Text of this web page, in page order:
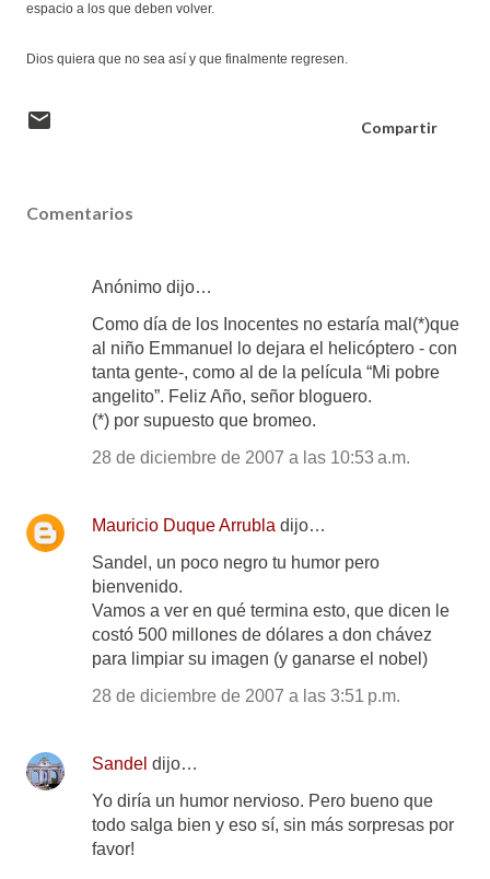
espacio a los que deben volver.
Dios quiera que no sea así y que finalmente regresen.
Compartir
Comentarios
Anónimo dijo…
Como día de los Inocentes no estaría mal(*)que
al niño Emmanuel lo dejara el helicóptero - con
tanta gente-, como al de la película “Mi pobre
angelito”. Feliz Año, señor bloguero.
(*) por supuesto que bromeo.
28 de diciembre de 2007 a las 10:53 a.m.
Mauricio Duque Arrubla dijo…
Sandel, un poco negro tu humor pero
bienvenido.
Vamos a ver en qué termina esto, que dicen le
costó 500 millones de dólares a don chávez
para limpiar su imagen (y ganarse el nobel)
28 de diciembre de 2007 a las 3:51 p.m.
Sandel dijo…
Yo diría un humor nervioso. Pero bueno que
todo salga bien y eso sí, sin más sorpresas por
favor!